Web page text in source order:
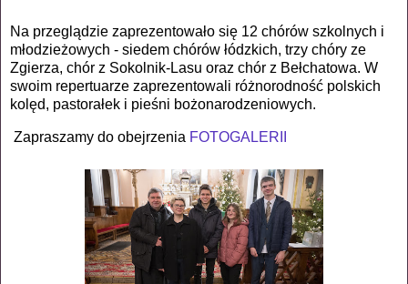
Na przeglądzie zaprezentowało się 12 chórów szkolnych i
młodzieżowych - siedem chórów łódzkich, trzy chóry ze
Zgierza, chór z Sokolnik-Lasu oraz chór z Bełchatowa. W
swoim repertuarze zaprezentowali różnorodność polskich
kolęd, pastorałek i pieśni bożonarodzeniowych.
Zapraszamy do obejrzenia FOTOGALERII